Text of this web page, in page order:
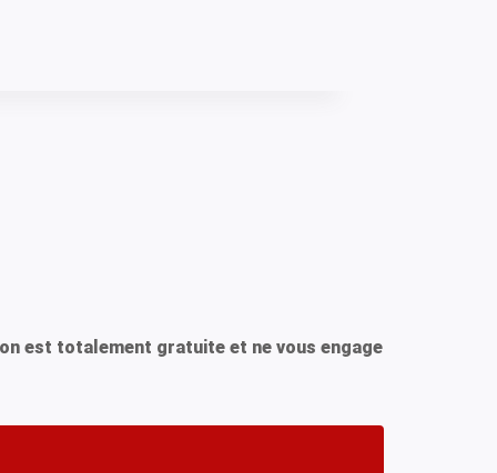
est totalement gratuite et ne vous engage